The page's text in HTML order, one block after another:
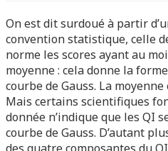
On est dit surdoué à partir
convention statistique, celle
norme les scores ayant au
moyenne : cela donne la
courbe de Gauss. La
Mais certains scientifiques
donnée n’indique que les QI
courbe de Gauss. D’autant